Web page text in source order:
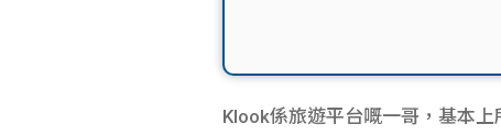
Klook係旅遊平台嘅一哥，基本